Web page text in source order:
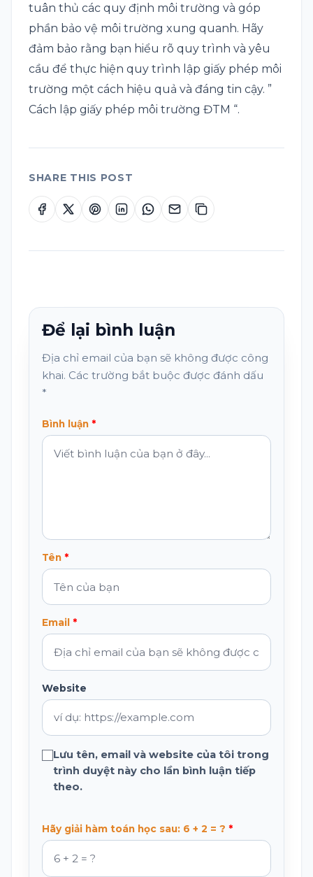
tuân thủ các quy định môi trường và góp
phần bảo vệ môi trường xung quanh. Hãy
đảm bảo rằng bạn hiểu rõ quy trình và yêu
cầu để thực hiện quy trình lập giấy phép môi
trường một cách hiệu quả và đáng tin cậy. ”
Cách lập giấy phép môi trường ĐTM “.
SHARE THIS POST
Để lại bình luận
Địa chỉ email của bạn sẽ không được công
khai. Các trường bắt buộc được đánh dấu
*
Bình luận
Tên
Email
Website
Lưu tên, email và website của tôi trong
trình duyệt này cho lần bình luận tiếp
theo.
Hãy giải hàm toán học sau: 6 + 2 = ?